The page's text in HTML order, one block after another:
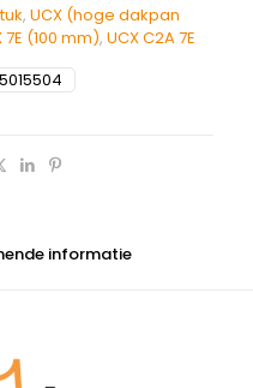
, UCX (hoge dakpan
7E (100 mm), UCX C2A 7E
informatie